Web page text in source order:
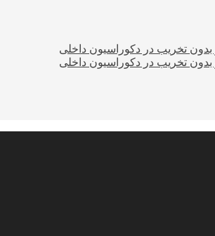
بدون تخریب در دکوراسیون داخلی
بدون تخریب در دکوراسیون داخلی